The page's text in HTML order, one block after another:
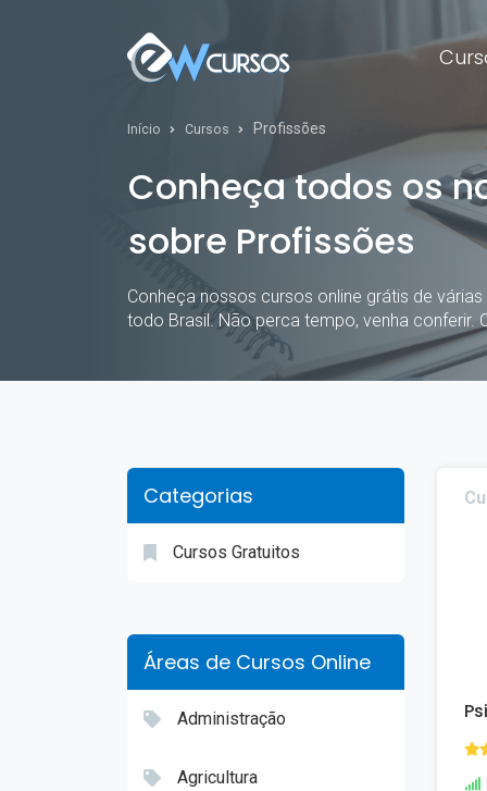
Início Cursos Profissões
Conheça todos os
sobre Profissões
Conheça nossos cursos online grátis de
todo Brasil. Não perca tempo, venha conferir.
Categorias
Cursos Gratuitos
Áreas de Cursos Online
Administração
Agricultura